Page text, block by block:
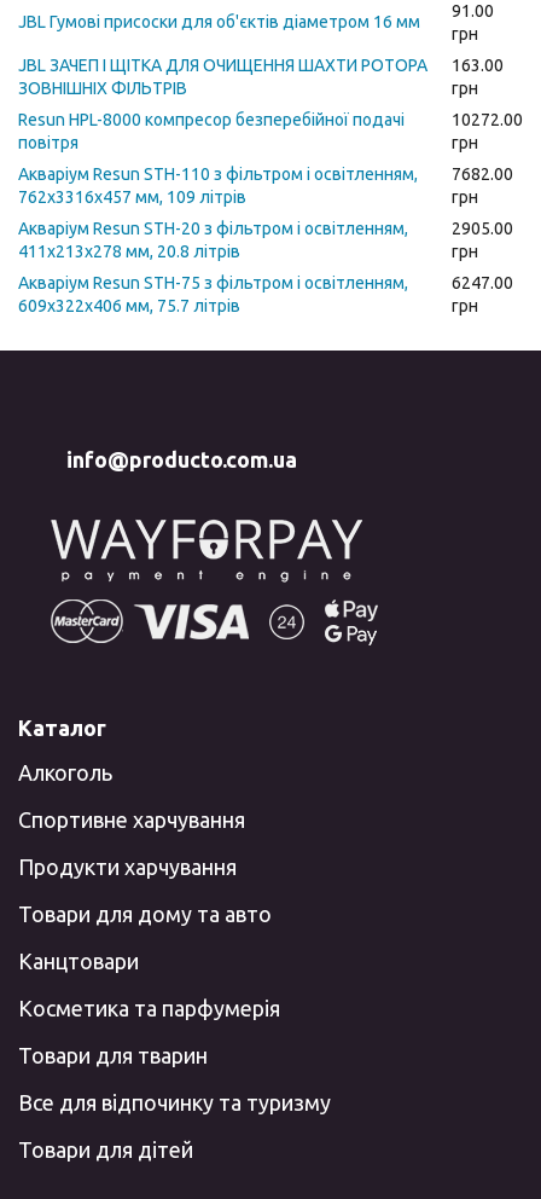
JBL Гумові присоски для об'єктів діаметром 16 мм
91.00
грн
JBL ЗАЧЕП І ЩІТКА ДЛЯ ОЧИЩЕННЯ ШАХТИ РОТОРА
ЗОВНІШНІХ ФІЛЬТРІВ
163.00
грн
Resun HPL-8000 компресор безперебійної подачі
повітря
10272.00
грн
Акваріум Resun STH-110 з фільтром і освітленням,
762x3316x457 мм, 109 літрів
7682.00
грн
Акваріум Resun STH-20 з фільтром і освітленням,
411x213x278 мм, 20.8 літрів
2905.00
грн
Акваріум Resun STH-75 з фільтром і освітленням,
609x322x406 мм, 75.7 літрів
6247.00
грн
info@producto.com.ua
Каталог
Алкоголь
Спортивне харчування
Продукти харчування
Товари для дому та авто
Канцтовари
Косметика та парфумерія
Товари для тварин
Все для відпочинку та туризму
Товари для дітей